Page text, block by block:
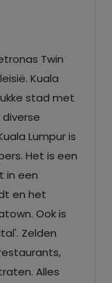
Twin
Kuala
stad met
Lumpur is
Het is een
in een
en het
Ook is
Zelden
Alles